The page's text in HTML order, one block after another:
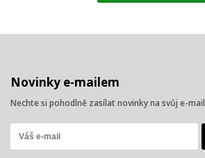
Novinky e-mailem
Nechte si pohodlně zasílat novinky na svůj e-mail